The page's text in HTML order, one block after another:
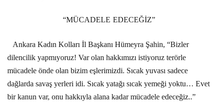
“MÜCADELE EDECEĞİZ”
Ankara Kadın Kolları İl Başkanı Hümeyra Şahin, “Bizler
dilencilik yapmıyoruz! Var olan hakkımızı istiyoruz terörle
mücadele önde olan bizim eşlerimizdi. Sıcak yuvası sadece
dağlarda savaş yerleri idi. Sıcak yatağı sıcak yemeği yoktu… Evet
bir kanun var, onu hakkıyla alana kadar mücadele edeceğiz..”